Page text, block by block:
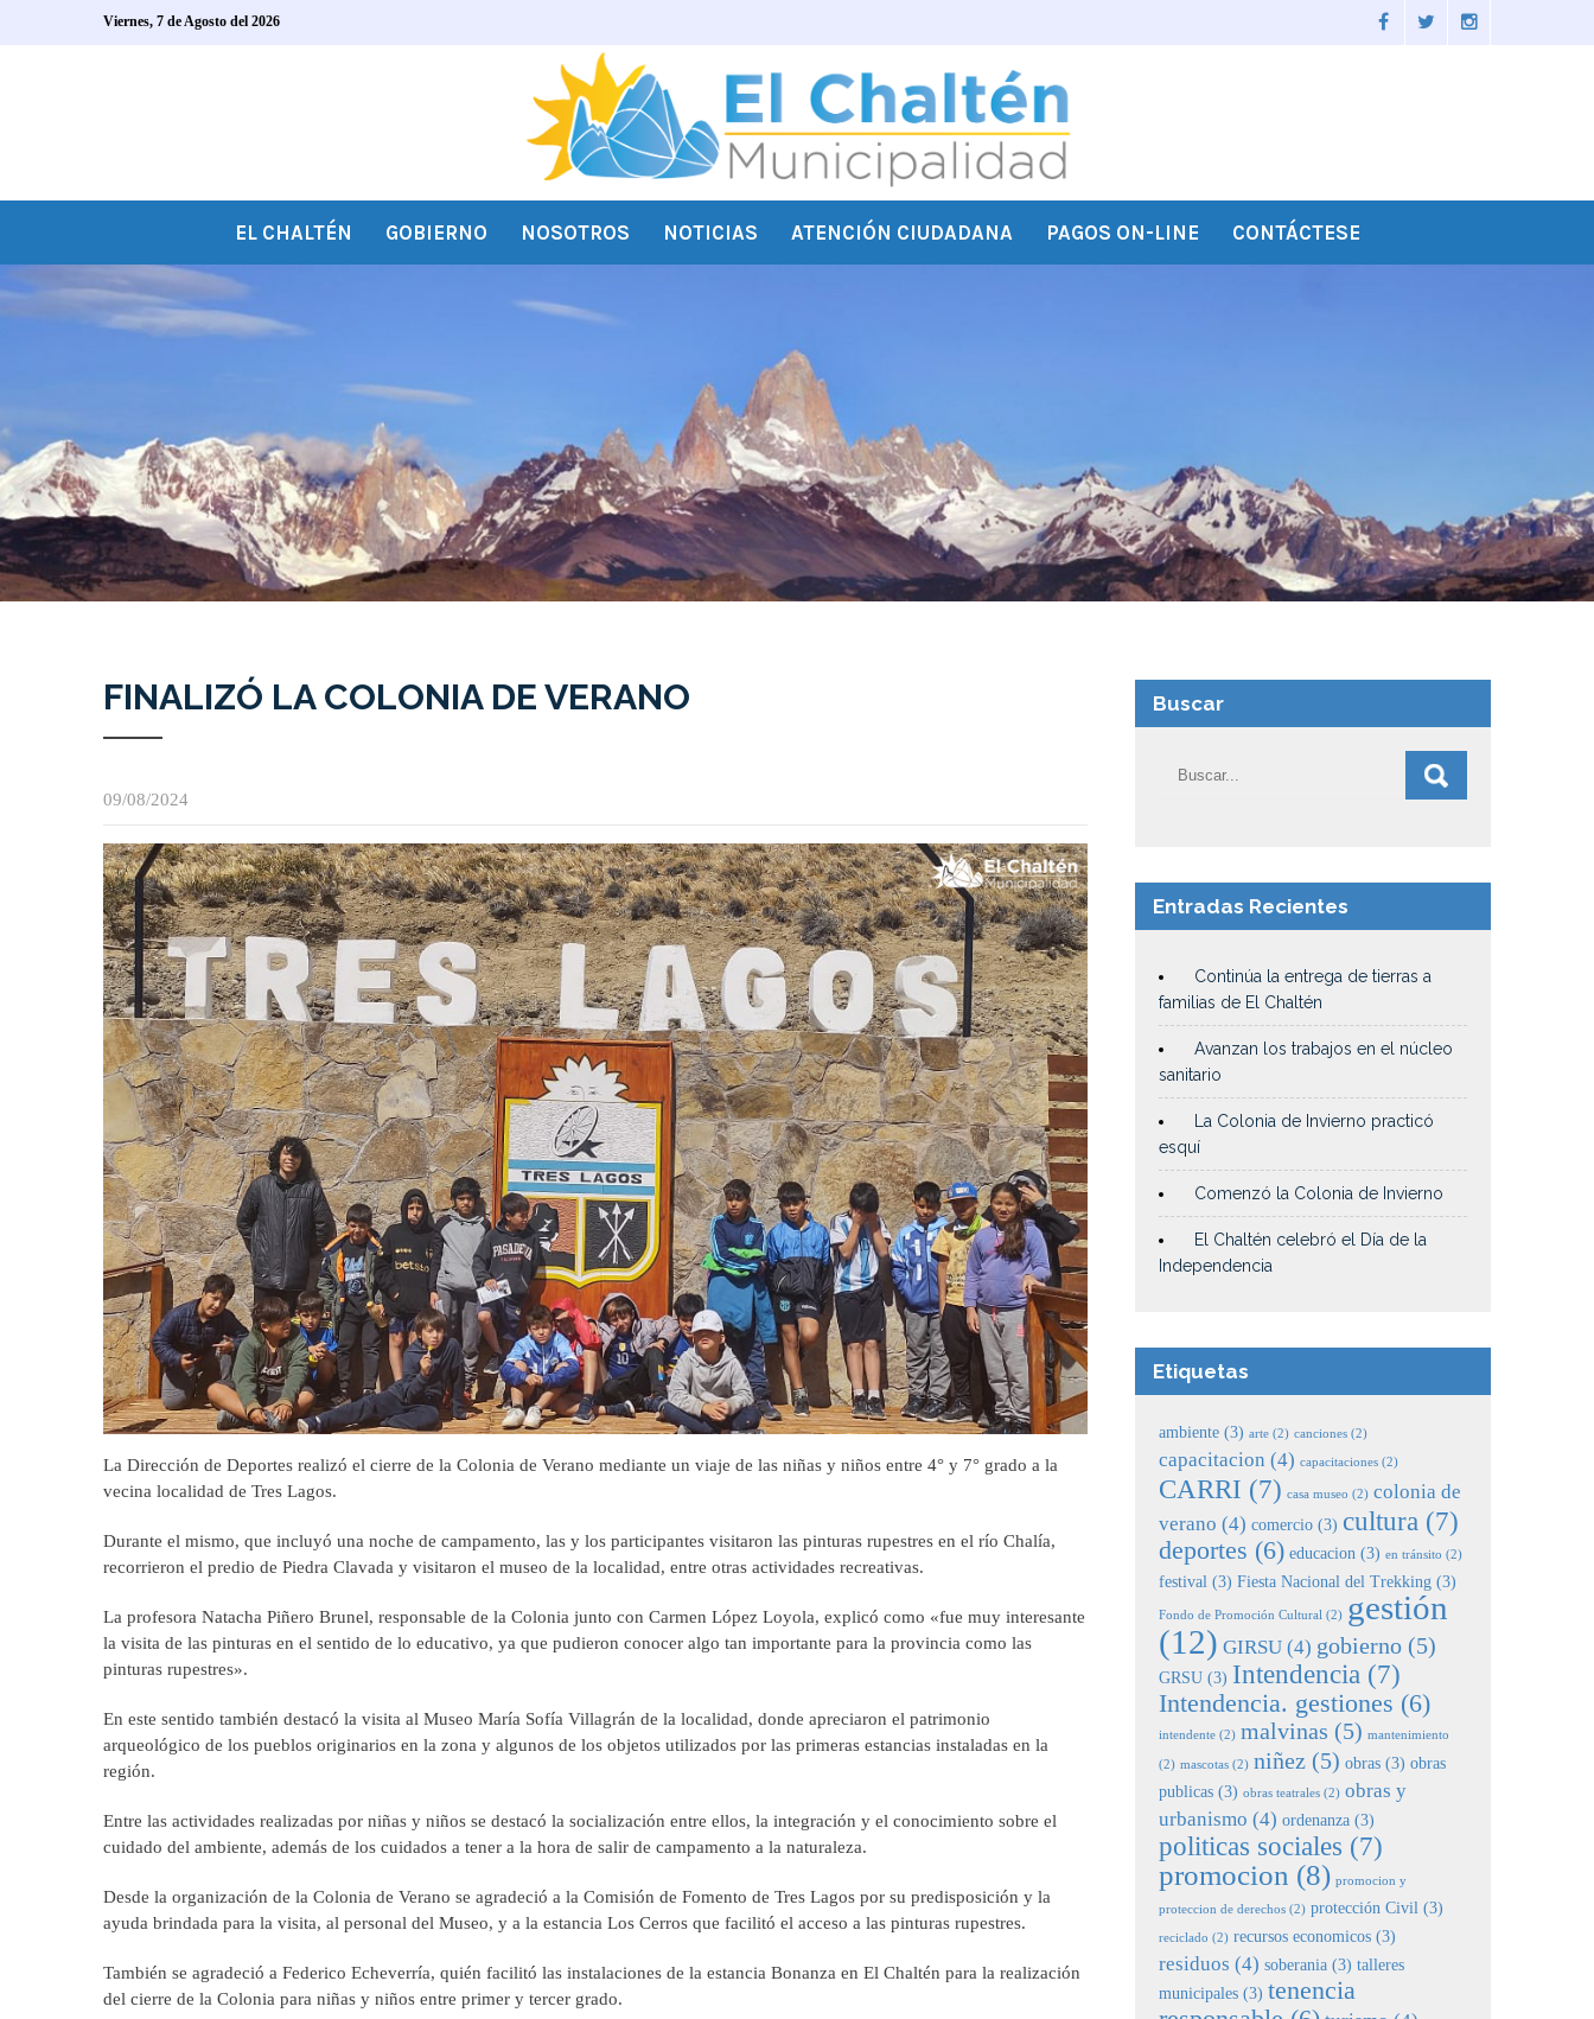
Viernes, 7 de Agosto del 2026
EL CHALTÉN GOBIERNO NOSOTROS NOTICIAS ATENCIÓN CIUDADANA PAGOS ON-LINE CONTÁCTESE
FINALIZÓ LA COLONIA DE VERANO
09/08/2024
La Dirección de Deportes realizó el cierre de la Colonia de Verano mediante un viaje de las niñas y niños entre 4° y 7° grado a la
vecina localidad de Tres Lagos.
Durante el mismo, que incluyó una noche de campamento, las y los participantes visitaron las pinturas rupestres en el río Chalía,
recorrieron el predio de Piedra Clavada y visitaron el museo de la localidad, entre otras actividades recreativas.
La profesora Natacha Piñero Brunel, responsable de la Colonia junto con Carmen López Loyola, explicó como «fue muy interesante
la visita de las pinturas en el sentido de lo educativo, ya que pudieron conocer algo tan importante para la provincia como las
pinturas rupestres».
En este sentido también destacó la visita al Museo María Sofía Villagrán de la localidad, donde apreciaron el patrimonio
arqueológico de los pueblos originarios en la zona y algunos de los objetos utilizados por las primeras estancias instaladas en la
región.
Entre las actividades realizadas por niñas y niños se destacó la socialización entre ellos, la integración y el conocimiento sobre el
cuidado del ambiente, además de los cuidados a tener a la hora de salir de campamento a la naturaleza.
Desde la organización de la Colonia de Verano se agradeció a la Comisión de Fomento de Tres Lagos por su predisposición y la
ayuda brindada para la visita, al personal del Museo, y a la estancia Los Cerros que facilitó el acceso a las pinturas rupestres.
También se agradeció a Federico Echeverría, quién facilitó las instalaciones de la estancia Bonanza en El Chaltén para la realización
del cierre de la Colonia para niñas y niños entre primer y tercer grado.
Buscar
Entradas Recientes
Continúa la entrega de tierras a
familias de El Chaltén
Avanzan los trabajos en el núcleo
sanitario
La Colonia de Invierno practicó
esquí
Comenzó la Colonia de Invierno
El Chaltén celebró el Día de la
Independencia
Etiquetas
ambiente (3) arte (2) canciones (2)
capacitacion (4) capacitaciones (2)
CARRI (7) casa museo (2) colonia de
verano (4) comercio (3) cultura (7)
deportes (6) educacion (3) en tránsito (2)
festival (3) Fiesta Nacional del Trekking (3)
Fondo de Promoción Cultural (2) gestión
(12) GIRSU (4) gobierno (5)
GRSU (3) Intendencia (7)
Intendencia. gestiones (6)
intendente (2) malvinas (5) mantenimiento
(2) mascotas (2) niñez (5) obras (3) obras
publicas (3) obras teatrales (2) obras y
urbanismo (4) ordenanza (3)
politicas sociales (7)
promocion (8) promocion y
proteccion de derechos (2) protección Civil (3)
reciclado (2) recursos economicos (3)
residuos (4) soberania (3) talleres
municipales (3) tenencia